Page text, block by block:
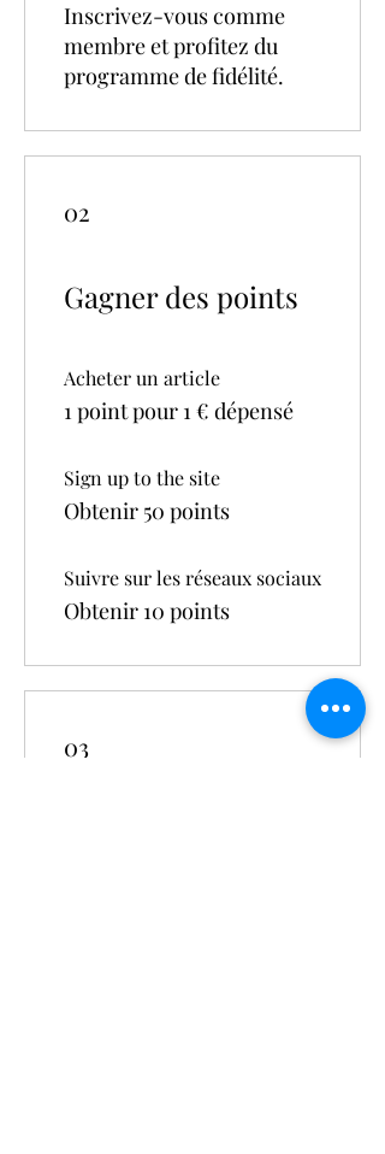
Inscrivez-vous comme
membre et profitez du
programme de fidélité.
02
Gagner des points
Acheter un article
1 point pour 1 € dépensé
Sign up to the site
Obtenir 50 points
Suivre sur les réseaux sociaux
Obtenir 10 points
03